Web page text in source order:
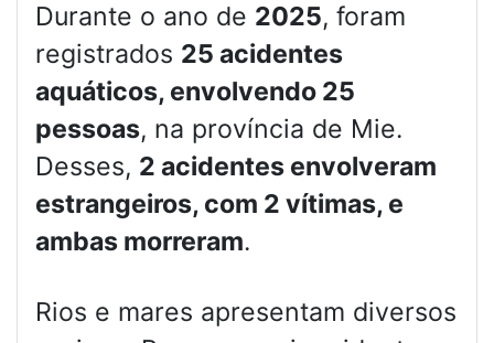
Durante o ano de 2025, foram
registrados 25 acidentes
aquáticos, envolvendo 25
pessoas, na província de Mie.
Desses, 2 acidentes envolveram
estrangeiros, com 2 vítimas, e
ambas morreram.
Rios e mares apresentam diversos